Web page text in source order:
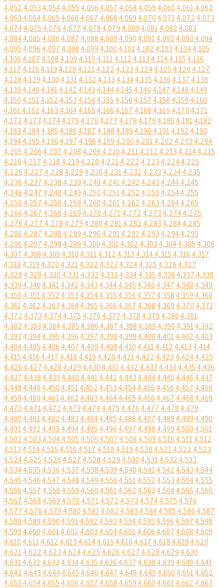
4,0524,0534,0544,0554,0564,0574,0584,0594,0604,0614,062
4,0634,0644,0654,0664,0674,0684,0694,0704,0714,0724,073
4,0744,0754,0764,0774,0784,0794,0804,0814,0824,083
4,0844,0854,0864,0874,0884,0894,0904,0914,0924,0934,094
4,0954,0964,0974,0984,0994,1004,1014,1024,1034,1044,105
4,1064,1074,1084,1094,1104,1114,1124,1134,1144,1154,116
4,1174,1184,1194,1204,1214,1224,1234,1244,1254,1264,127
4,1284,1294,1304,1314,1324,1334,1344,1354,1364,1374,138
4,1394,1404,1414,1424,1434,1444,1454,1464,1474,1484,149
4,1504,1514,1524,1534,1544,1554,1564,1574,1584,1594,160
4,1614,1624,1634,1644,1654,1664,1674,1684,1694,1704,171
4,1724,1734,1744,1754,1764,1774,1784,1794,1804,1814,182
4,1834,1844,1854,1864,1874,1884,1894,1904,1914,1924,193
4,1944,1954,1964,1974,1984,1994,2004,2014,2024,2034,204
4,2054,2064,2074,2084,2094,2104,2114,2124,2134,2144,215
4,2164,2174,2184,2194,2204,2214,2224,2234,2244,225
4,2264,2274,2284,2294,2304,2314,2324,2334,2344,235
4,2364,2374,2384,2394,2404,2414,2424,2434,2444,245
4,2464,2474,2484,2494,2504,2514,2524,2534,2544,255
4,2564,2574,2584,2594,2604,2614,2624,2634,2644,265
4,2664,2674,2684,2694,2704,2714,2724,2734,2744,275
4,2764,2774,2784,2794,2804,2814,2824,2834,2844,285
4,2864,2874,2884,2894,2904,2914,2924,2934,2944,295
4,2964,2974,2984,2994,3004,3014,3024,3034,3044,3054,306
4,3074,3084,3094,3104,3114,3124,3134,3144,3154,3164,317
4,3184,3194,3204,3214,3224,3234,3244,3254,3264,327
4,3284,3294,3304,3314,3324,3334,3344,3354,3364,3374,338
4,3394,3404,3414,3424,3434,3444,3454,3464,3474,3484,349
4,3504,3514,3524,3534,3544,3554,3564,3574,3584,3594,360
4,3614,3624,3634,3644,3654,3664,3674,3684,3694,3704,371
4,3724,3734,3744,3754,3764,3774,3784,3794,3804,381
4,3824,3834,3844,3854,3864,3874,3884,3894,3904,3914,392
4,3934,3944,3954,3964,3974,3984,3994,4004,4014,4024,403
4,4044,4054,4064,4074,4084,4094,4104,4114,4124,4134,414
4,4154,4164,4174,4184,4194,4204,4214,4224,4234,4244,425
4,4264,4274,4284,4294,4304,4314,4324,4334,4344,4354,436
4,4374,4384,4394,4404,4414,4424,4434,4444,4454,4464,447
4,4484,4494,4504,4514,4524,4534,4544,4554,4564,4574,458
4,4594,4604,4614,4624,4634,4644,4654,4664,4674,4684,469
4,4704,4714,4724,4734,4744,4754,4764,4774,4784,479
4,4804,4814,4824,4834,4844,4854,4864,4874,4884,4894,490
4,4914,4924,4934,4944,4954,4964,4974,4984,4994,5004,501
4,5024,5034,5044,5054,5064,5074,5084,5094,5104,5114,512
4,5134,5144,5154,5164,5174,5184,5194,5204,5214,5224,523
4,5244,5254,5264,5274,5284,5294,5304,5314,5324,533
4,5344,5354,5364,5374,5384,5394,5404,5414,5424,5434,544
4,5454,5464,5474,5484,5494,5504,5514,5524,5534,5544,555
4,5564,5574,5584,5594,5604,5614,5624,5634,5644,5654,566
4,5674,5684,5694,5704,5714,5724,5734,5744,5754,576
4,5774,5784,5794,5804,5814,5824,5834,5844,5854,5864,587
4,5884,5894,5904,5914,5924,5934,5944,5954,5964,5974,598
4,5994,6004,6014,6024,6034,6044,6054,6064,6074,6084,609
4,6104,6114,6124,6134,6144,6154,6164,6174,6184,6194,620
4,6214,6224,6234,6244,6254,6264,6274,6284,6294,630
4,6314,6324,6334,6344,6354,6364,6374,6384,6394,6404,641
4,6424,6434,6444,6454,6464,6474,6484,6494,6504,6514,652
4,6534,6544,6554,6564,6574,6584,6594,6604,6614,6624,663